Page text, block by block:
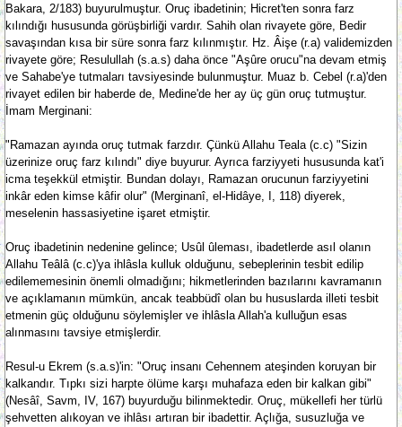
Bakara, 2/183) buyurulmuştur. Oruç ibadetinin; Hicret'ten sonra farz
kılındığı hususunda görüşbirliği vardır. Sahih olan rivayete göre, Bedir
savaşından kısa bir süre sonra farz kılınmıştır. Hz. Âişe (r.a) validemizden
rivayete göre; Resulullah (s.a.s) daha önce "Aşûre orucu"na devam etmiş
ve Sahabe'ye tutmaları tavsiyesinde bulunmuştur. Muaz b. Cebel (r.a)'den
rivayet edilen bir haberde de, Medine'de her ay üç gün oruç tutmuştur.
İmam Merginani:
"Ramazan ayında oruç tutmak farzdır. Çünkü Allahu Teala (c.c) "Sizin
üzerinize oruç farz kılındı" diye buyurur. Ayrıca farziyyeti hususunda kat'i
icma teşekkül etmiştir. Bundan dolayı, Ramazan orucunun farziyyetini
inkâr eden kimse kâfir olur" (Merginanî, el-Hidâye, I, 118) diyerek,
meselenin hassasiyetine işaret etmiştir.
Oruç ibadetinin nedenine gelince; Usûl ûleması, ibadetlerde asıl olanın
Allahu Teâlâ (c.c)'ya ihlâsla kulluk olduğunu, sebeplerinin tesbit edilip
edilememesinin önemli olmadığını; hikmetlerinden bazılarını kavramanın
ve açıklamanın mümkün, ancak teabbüdî olan bu hususlarda illeti tesbit
etmenin güç olduğunu söylemişler ve ihlâsla Allah'a kulluğun esas
alınmasını tavsiye etmişlerdir.
Resul-u Ekrem (s.a.s)'in: "Oruç insanı Cehennem ateşinden koruyan bir
kalkandır. Tıpkı sizi harpte ölüme karşı muhafaza eden bir kalkan gibi"
(Nesâî, Savm, IV, 167) buyurduğu bilinmektedir. Oruç, mükellefi her türlü
şehvetten alıkoyan ve ihlâsı artıran bir ibadettir. Açlığa, susuzluğa ve